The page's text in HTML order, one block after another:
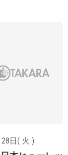
日( 火 )